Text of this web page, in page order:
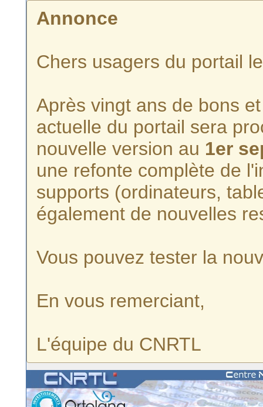
Annonce
Chers usagers du portail
Après vingt ans de bons
actuelle du portail sera
nouvelle version au 1er
une refonte complète de
supports (ordinateurs,
également de nouvelles
Vous pouvez tester la
En vous remerciant,
L'équipe du CNRTL